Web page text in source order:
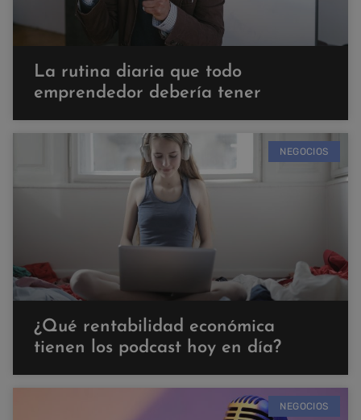
La rutina diaria que todo
emprendedor debería tener
NEGOCIOS
¿Qué rentabilidad económica
tienen los podcast hoy en día?
NEGOCIOS